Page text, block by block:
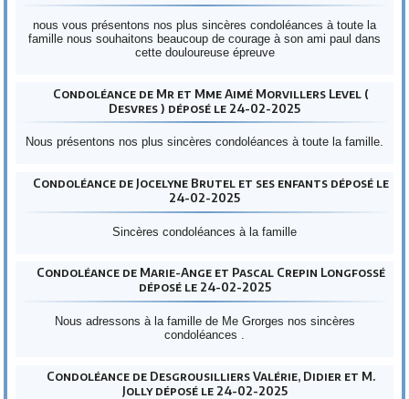
nous vous présentons nos plus sincères condoléances à toute la
famille nous souhaitons beaucoup de courage à son ami paul dans
cette douloureuse épreuve
Condoléance de Mr et Mme Aimé Morvillers Level (
Desvres ) déposé le 24-02-2025
Nous présentons nos plus sincères condoléances à toute la famille.
Condoléance de Jocelyne Brutel et ses enfants déposé le
24-02-2025
Sincères condoléances à la famille
Condoléance de Marie-Ange et Pascal Crepin Longfossé
déposé le 24-02-2025
Nous adressons à la famille de Me Grorges nos sincères
condoléances .
Condoléance de Desgrousilliers Valérie, Didier et M.
Jolly déposé le 24-02-2025